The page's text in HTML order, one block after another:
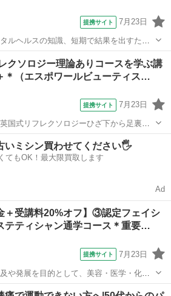
提携サイト 7月23日
ルヘルスの知識、短期で結果を出すため
カウンセリングを行うにあたって役立つ
らに、メンタル不調の方への対処方法だ
発防止や予防...
クソロジー理論ありコースを学ぶ講
＊（エスポワールビューティス…
提携サイト 7月23日
国式リフレクソロジーひざ下から足裏ま
クス（reflex）＝反射と、ロジー（logy）
いミシン買わせてください🖐️
てもOK！最大限買取します
Ad
＋受講料20%オフ】③認定フェイシ
テティシャン通学コース＊重要…
提携サイト 7月23日
や発展を目的として、美容・医学・化粧
設立された日本で最も大きな協会である